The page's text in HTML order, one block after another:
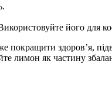
його для
здоров’я,
лимон як частину